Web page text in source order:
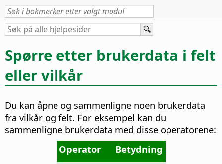
Spørre etter brukerdata i felt
eller vilkår
Du kan åpne og sammenligne noen brukerdata
fra vilkår og felt. For eksempel kan du
sammenligne brukerdata med disse operatorene:
Operator
Betydning